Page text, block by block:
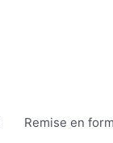
Remise en